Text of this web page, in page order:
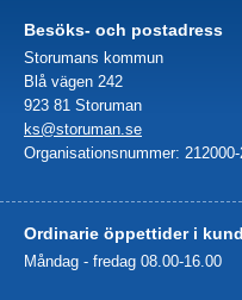
Besöks- och postadress
Storumans kommun
Blå vägen 242
923 81 Storuman
ks@storuman.se
Organisationsnummer:
Ordinarie öppettider i
Måndag - fredag 08.00-16.00